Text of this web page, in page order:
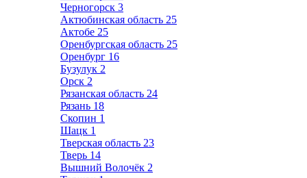
Черногорск 3
Актюбинская область 25
Актобе 25
Оренбургская область 25
Оренбург 16
Бузулук 2
Орск 2
Рязанская область 24
Рязань 18
Скопин 1
Шацк 1
Тверская область 23
Тверь 14
Вышний Волочёк 2